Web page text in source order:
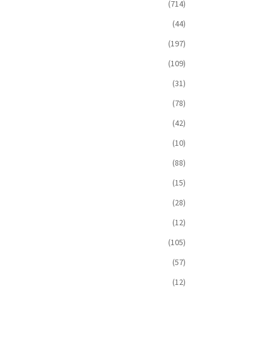
(714)
(44)
(197)
(109)
(31)
(78)
(42)
(10)
(88)
(15)
(28)
(12)
(105)
(57)
(12)